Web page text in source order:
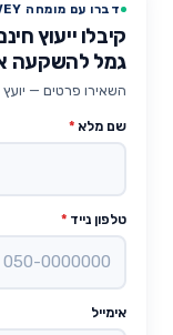
דברו עם מומחה SAVEY
קיבלו ייעוץ
גמל להשקעה
השאירו פרטים — יועץ
שם מלא *
טלפון נייד *
אימייל